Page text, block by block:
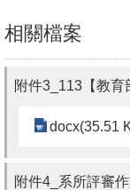
教
資
書
相關檔案
附件3_113【教
docx(35.51
附件4_系所評審